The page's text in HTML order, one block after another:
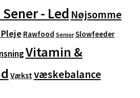
- Led Nøjsomme
Pleje Rawfood Senior Slowfeeder
Vitamin &
Vækstvæskebalance